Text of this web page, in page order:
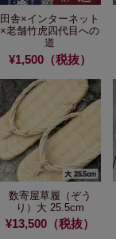
田舎×インターネット
×老舗竹虎四代目への
道
¥1,500（税抜）
数寄屋草履（ぞう
り）大 25.5cm
¥13,500（税抜）